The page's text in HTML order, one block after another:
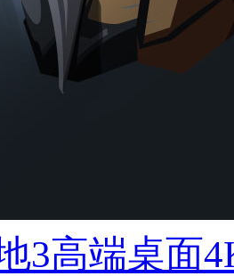
3高端桌面